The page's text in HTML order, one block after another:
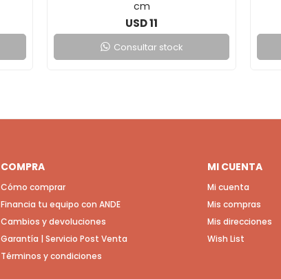
cm
USD11
Consultar stock
COMPRA
Cómo comprar
Financia tu equipo con ANDE
Cambios y devoluciones
Garantía | Servicio Post Venta
Términos y condiciones
MI CUENTA
Mi cuenta
Mis compras
Mis direcciones
Wish List